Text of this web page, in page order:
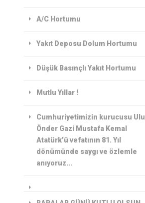
A/C Hortumu
Yakıt Deposu Dolum Hortumu
Düşük Basınçlı Yakıt Hortumu
Mutlu Yıllar !
Cumhuriyetimizin kurucusu Ulu
Önder Gazi Mustafa Kemal
Atatürk’ü vefatının 81. Yıl
dönümünde saygı ve özlemle
anıyoruz...